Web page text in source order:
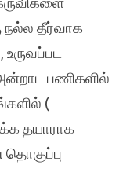
நல்ல தீர்வாக
பணிகளில்
(
தயாராக